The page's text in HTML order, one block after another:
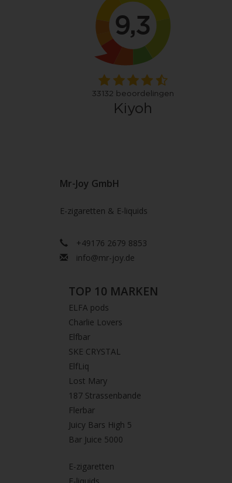
Mr-Joy GmbH
E-zigaretten & E-liquids
+49176 2679 8853
info@mr-joy.de
E-zigaretten
TOP 10 MARKEN
ELFA pods
Charlie Lovers
Elfbar
SKE CRYSTAL
ElfLiq
Lost Mary
187 Strassenbande
Flerbar
Juicy Bars High 5
Bar Juice 5000